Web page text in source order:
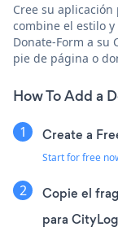
Cree su aplicación
combine el estilo
Donate-Form a su
pie de página o
How To Add a
Create a
Start for free
Copie el
para